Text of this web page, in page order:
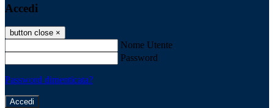
Accedi
button close ×
Nome Utente
Password
Password dimenticata?